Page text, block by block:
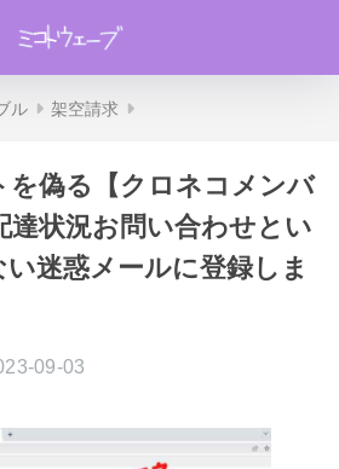
ル 架空請求
を偽る【クロネコメンバ
達状況お問い合わせとい
迷惑メールに登録しま
09-03